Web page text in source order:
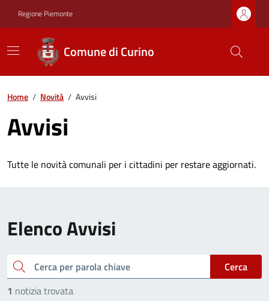
Regione Piemonte
Comune di Curino
Home / Novità / Avvisi
Avvisi
Tutte le novità comunali per i cittadini per restare aggiornati.
Elenco Avvisi
cerca
Cerca
1 notizia trovata